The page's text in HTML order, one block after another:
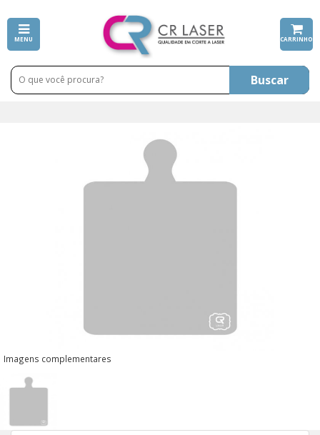
MENU CARRINHO
Buscar
Imagens complementares